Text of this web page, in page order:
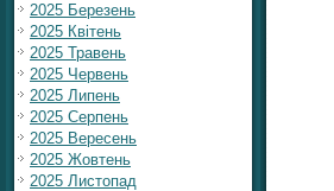
2025 Березень
2025 Квітень
2025 Травень
2025 Червень
2025 Липень
2025 Серпень
2025 Вересень
2025 Жовтень
2025 Листопад